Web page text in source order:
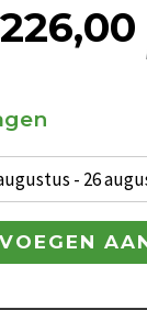
226,00
- 26